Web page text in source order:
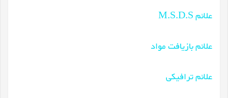
علائم M.S.D.S
علائم بازیافت مواد
علائم ترافیکی